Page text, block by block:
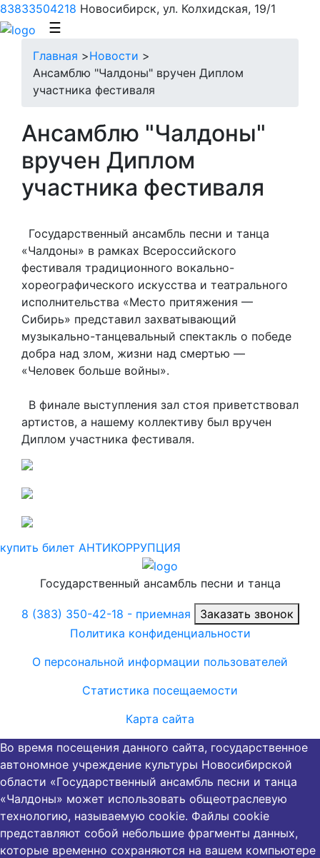
83833504218 Новосибирск, ул. Колхидская, 19/1
☰
Главная >Новости >
Ансамблю "Чалдоны" вручен Диплом
участника фестиваля
Ансамблю "Чалдоны"
вручен Диплом
участника фестиваля
Государственный ансамбль песни и танца
«Чалдоны» в рамках Всероссийского
фестиваля традиционного вокально-
хореографического искусства и театрального
исполнительства «Место притяжения —
Сибирь» представил захватывающий
музыкально-танцевальный спектакль о победе
добра над злом, жизни над смертью —
«Человек больше войны».
В финале выступления зал стоя приветствовал
артистов, а нашему коллективу был вручен
Диплом участника фестиваля.
купить билет АНТИКОРРУПЦИЯ
Государственный ансамбль песни и танца
8 (383) 350-42-18 - приемная
Заказать звонок
Политика конфиденциальности
О персональной информации пользователей
Статистика посещаемости
Карта сайта
Во время посещения данного сайта, государственное
автономное учреждение культуры Новосибирской
области «Государственный ансамбль песни и танца
«Чалдоны» может использовать общеотраслевую
технологию, называемую cookie. Файлы cookie
представляют собой небольшие фрагменты данных,
которые временно сохраняются на вашем компьютере